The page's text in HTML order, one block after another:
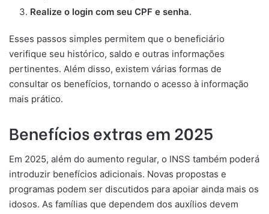
Realize o login com seu CPF e senha.
Esses passos simples permitem que o beneficiário
verifique seu histórico, saldo e outras informações
pertinentes. Além disso, existem várias formas de
consultar os benefícios, tornando o acesso à informação
mais prático.
Benefícios extras em 2025
Em 2025, além do aumento regular, o INSS também poderá
introduzir benefícios adicionais. Novas propostas e
programas podem ser discutidos para apoiar ainda mais os
idosos. As famílias que dependem dos auxílios devem